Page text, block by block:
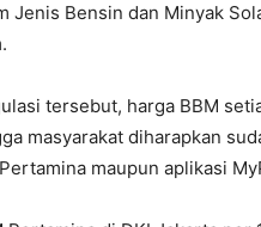
Jenis Bensin dan Minyak
tersebut, harga BBM
masyarakat diharapkan
maupun aplikasi